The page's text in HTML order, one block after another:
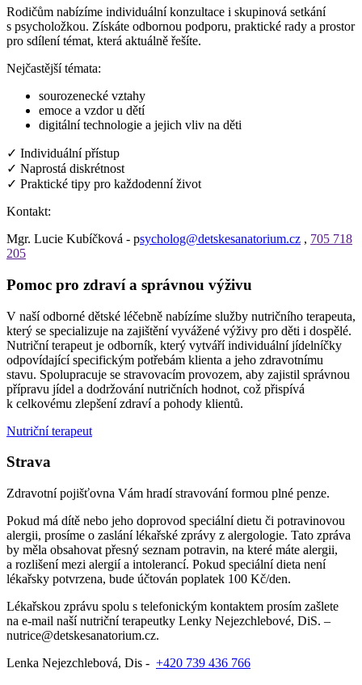
Rodičům nabízíme individuální konzultace i skupinová setkání
s psycholožkou. Získáte odbornou podporu, praktické rady a prostor
pro sdílení témat, která aktuálně řešíte.
Nejčastější témata:
sourozenecké vztahy
emoce a vzdor u dětí
digitální technologie a jejich vliv na děti
✓ Individuální přístup
✓ Naprostá diskrétnost
✓ Praktické tipy pro každodenní život
Kontakt:
Mgr. Lucie Kubíčková - psycholog@detskesanatorium.cz , 705 718
205
Pomoc pro zdraví a správnou výživu
V naší odborné dětské léčebně nabízíme služby nutričního terapeuta,
který se specializuje na zajištění vyvážené výživy pro děti i dospělé.
Nutriční terapeut je odborník, který vytváří individuální jídelníčky
odpovídající specifickým potřebám klienta a jeho zdravotnímu
stavu. Spolupracuje se stravovacím provozem, aby zajistil správnou
přípravu jídel a dodržování nutričních hodnot, což přispívá
k celkovému zlepšení zdraví a pohody klientů.
Nutriční terapeut
Strava
Zdravotní pojišťovna Vám hradí stravování formou plné penze.
Pokud má dítě nebo jeho doprovod speciální dietu či potravinovou
alergii, prosíme o zaslání lékařské zprávy z alergologie. Tato zpráva
by měla obsahovat přesný seznam potravin, na které máte alergii,
a rozlišení mezi alergií a intolerancí. Pokud speciální dieta není
lékařsky potvrzena, bude účtován poplatek 100 Kč/den.
Lékařskou zprávu spolu s telefonickým kontaktem prosím zašlete
na e-mail naší nutriční terapeutky Lenky Nejezchlebové, DiS. –
nutrice@detskesanatorium.cz.
Lenka Nejezchlebová, Dis - +420 739 436 766